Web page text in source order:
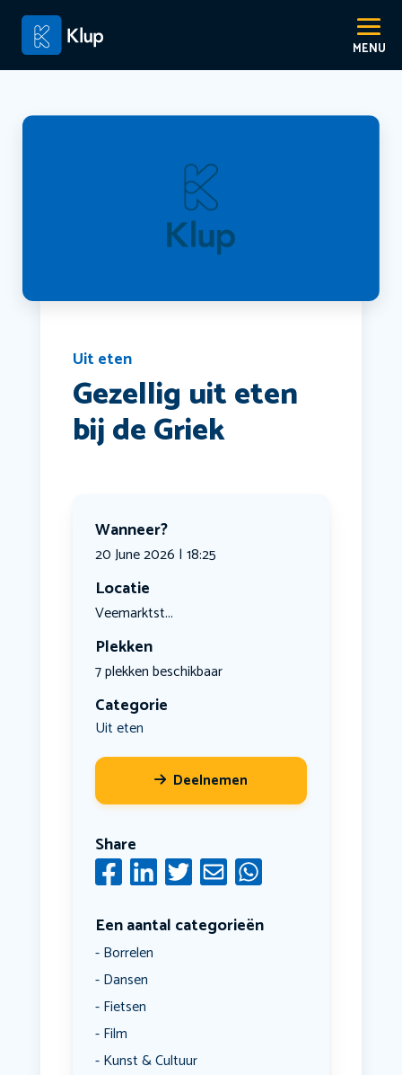
Uit eten
Gezellig uit eten
bij de Griek
Wanneer?
20 June 2026 | 18:25
Locatie
Veemarktst...
Plekken
7 plekken beschikbaar
Categorie
Uit eten
Deelnemen
Share
Een aantal categorieën
Borrelen
Dansen
Fietsen
Film
Kunst & Cultuur